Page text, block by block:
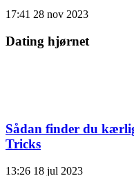
17:41 28 nov 2023
Dating hjørnet
Sådan finder du
Tricks
13:26 18 jul 2023